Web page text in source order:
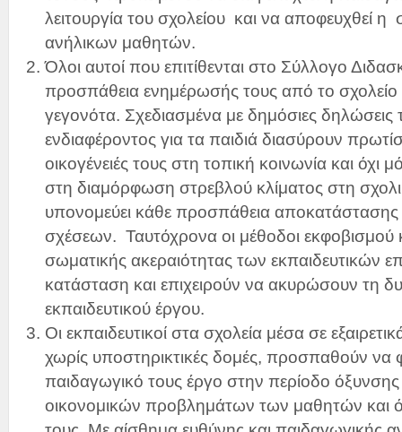
λειτουργία του σχολείου και να αποφευχθεί
ανήλικων μαθητών.
Όλοι αυτοί που επιτίθενται στο Σύλλογο
προσπάθεια ενημέρωσής τους από το σχολείο
γεγονότα. Σχεδιασμένα με δημόσιες
ενδιαφέροντος για τα παιδιά διασύρουν
οικογένειές τους στη τοπική κοινωνία και
στη διαμόρφωση στρεβλού κλίματος στη
υπονομεύει κάθε προσπάθεια
σχέσεων. Ταυτόχρονα οι μέθοδοι εκφοβισμού
σωματικής ακεραιότητας των εκπαιδευτικών
κατάσταση και επιχειρούν να ακυρώσουν τη
εκπαιδευτικού έργου.
Οι εκπαιδευτικοί στα σχολεία μέσα σε
χωρίς υποστηρικτικές δομές, προσπαθούν να
παιδαγωγικό τους έργο στην περίοδο
οικονομικών προβλημάτων των μαθητών και